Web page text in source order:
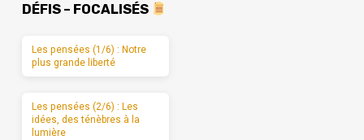
DÉFIS – FOCALISÉS
Les pensées (1/6) : Notre
plus grande liberté
Les pensées (2/6) : Les
idées, des ténèbres à la
lumière